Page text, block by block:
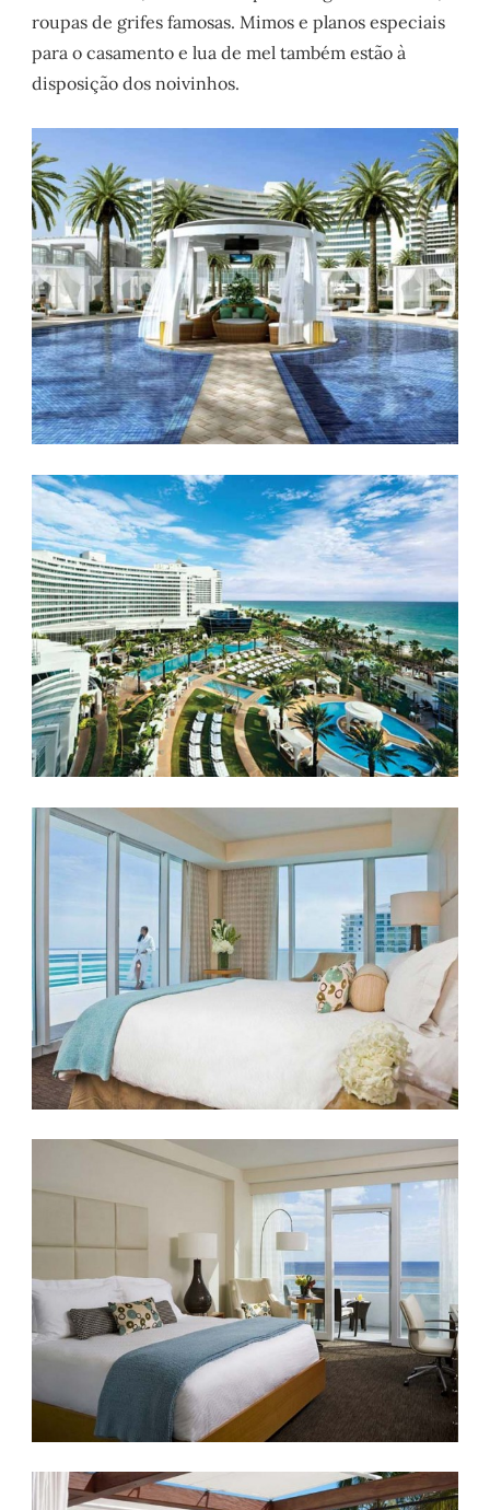
roupas de grifes famosas. Mimos e planos especiais
para o casamento e lua de mel também estão à
disposição dos noivinhos.